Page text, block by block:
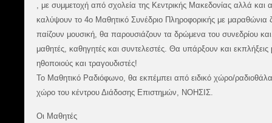
, με συμμετοχή από σχολεία της Κεντρικής Μακεδονίας αλλά
καλύψουν το 4ο Μαθητικό Συνέδριο Πληροφορικής με
παίζουν μουσική, θα παρουσιάζουν τα δρώμενα του συνεδρίου
μαθητές, καθηγητές και συντελεστές. Θα υπάρξουν και
ηθοποιούς και τραγουδιστές!
Το Μαθητικό Ραδιόφωνο, θα εκπέμπει από ειδικό χώρο/
χώρο του κέντρου Διάδοσης Επιστημών, ΝΟΗΣΙΣ.
Οι Μαθητές